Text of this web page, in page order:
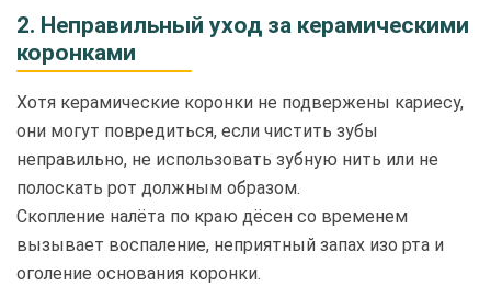
2. Неправильный уход за керамическими
коронками
Хотя керамические коронки не подвержены кариесу,
они могут повредиться, если чистить зубы
неправильно, не использовать зубную нить или не
полоскать рот должным образом.
Скопление налёта по краю дёсен со временем
вызывает воспаление, неприятный запах изо рта и
оголение основания коронки.